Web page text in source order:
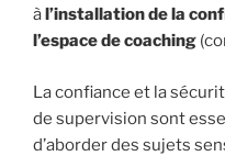
àl’installation de la
l’espace de coaching
La confiance et la
de supervision sont
d’aborder des sujets